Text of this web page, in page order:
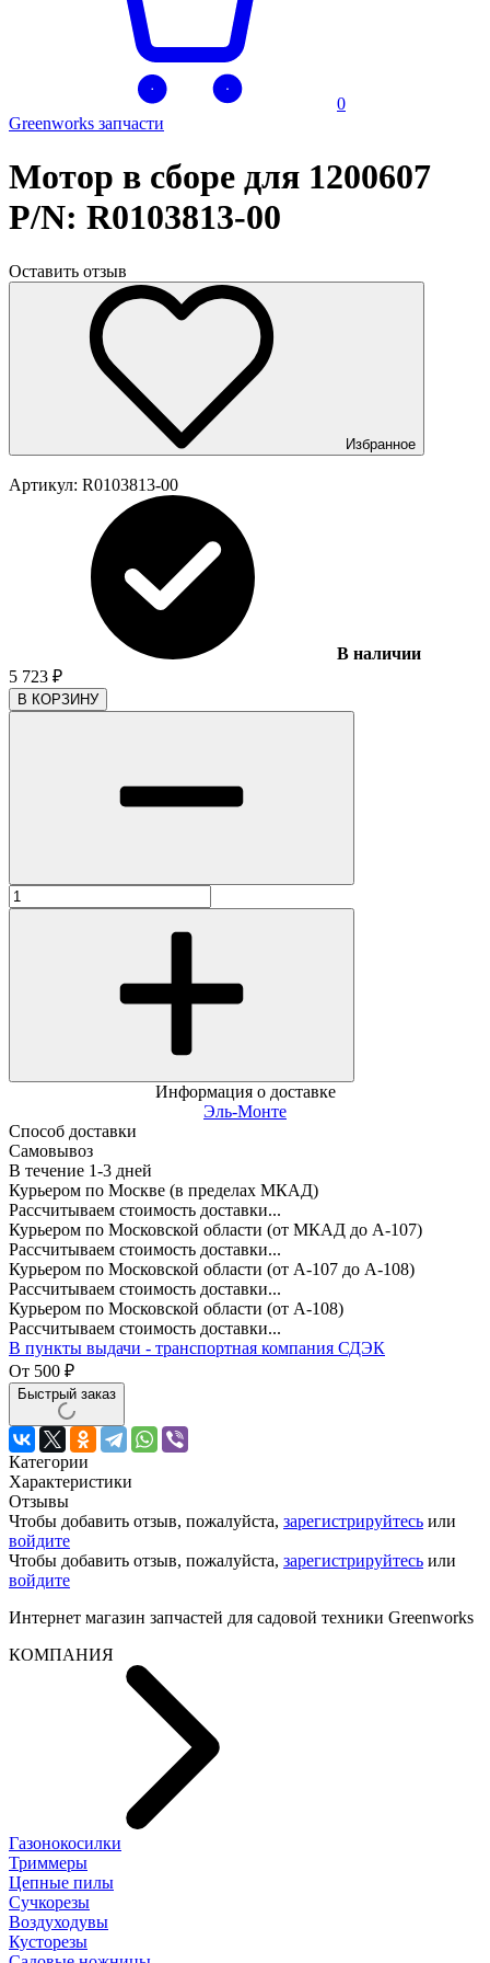
0
Greenworks запчасти
Мотор в сборе для 1200607
P/N: R0103813-00
Оставить отзыв
Избранное
Артикул: R0103813-00
В наличии
5 723 ₽
В КОРЗИНУ
Информация о доставке
Эль-Монте
Способ доставки
Самовывоз
В течение 1-3 дней
Курьером по Москве (в пределах МКАД)
Рассчитываем стоимость доставки...
Курьером по Московской области (от МКАД до А-107)
Рассчитываем стоимость доставки...
Курьером по Московской области (от А-107 до А-108)
Рассчитываем стоимость доставки...
Курьером по Московской области (от А-108)
Рассчитываем стоимость доставки...
В пункты выдачи - транспортная компания СДЭК
От 500 ₽
Быстрый заказ
Категории
Характеристики
Отзывы
Чтобы добавить отзыв, пожалуйста, зарегистрируйтесь или
войдите
Чтобы добавить отзыв, пожалуйста, зарегистрируйтесь или
войдите
Интернет магазин запчастей для садовой техники Greenworks
КОМПАНИЯ
Газонокосилки
Триммеры
Цепные пилы
Cучкорезы
Воздуходувы
Кусторезы